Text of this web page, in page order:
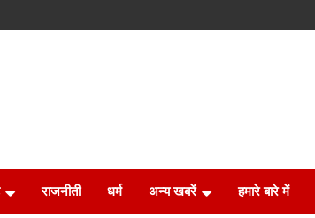
राजनीती धर्म अन्य खबरें हमारे बारे में